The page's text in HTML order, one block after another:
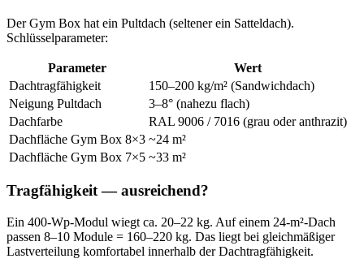
Der Gym Box hat ein Pultdach (seltener ein Satteldach).
Schlüsselparameter:
Parameter
Wert
Dachtragfähigkeit
150–200 kg/m² (Sandwichdach)
Neigung Pultdach
3–8° (nahezu flach)
Dachfarbe
RAL 9006 / 7016 (grau oder anthrazit)
Dachfläche Gym Box 8×3 ~24 m²
Dachfläche Gym Box 7×5 ~33 m²
Tragfähigkeit — ausreichend?
Ein 400-Wp-Modul wiegt ca. 20–22 kg. Auf einem 24-m²-Dach
passen 8–10 Module = 160–220 kg. Das liegt bei gleichmäßiger
Lastverteilung komfortabel innerhalb der Dachtragfähigkeit.